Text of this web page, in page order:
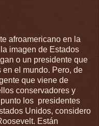
afroamericano en la
imagen de Estados
o un presidente que
el mundo. Pero, de
que viene de
conservadores y
los presidentes
Unidos, considero
Están